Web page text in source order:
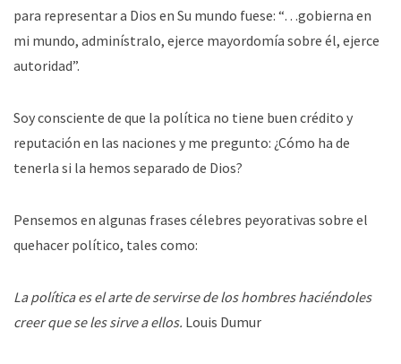
para representar a Dios en Su mundo fuese: “…gobierna en
mi mundo, adminístralo, ejerce mayordomía sobre él, ejerce
autoridad”.
Soy consciente de que la política no tiene buen crédito y
reputación en las naciones y me pregunto: ¿Cómo ha de
tenerla si la hemos separado de Dios?
Pensemos en algunas frases célebres peyorativas sobre el
quehacer político, tales como:
La política es el arte de servirse de los hombres haciéndoles
creer que se les sirve a ellos. Louis Dumur